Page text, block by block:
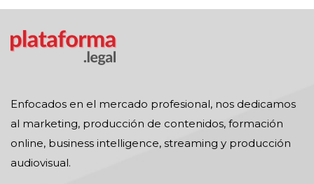
Enfocados en el mercado profesional, nos dedicamos
al marketing, producción de contenidos, formación
online, business intelligence, streaming y producción
audiovisual.